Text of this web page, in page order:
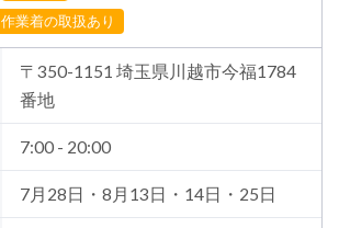
作業着の取扱あり
〒350-1151 埼玉県川越市今福1784
番地
7:00 - 20:00
7月28日・8月13日・14日・25日